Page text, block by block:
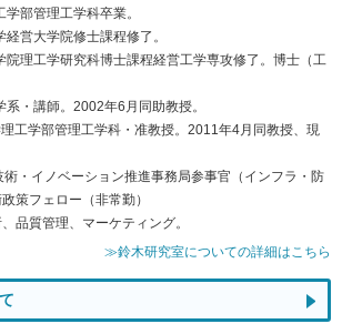
部管理工学科卒業。
営大学院修士課程修了。
院理工学研究科博士課程経営工学専攻修了。博士（工
・講師。2002年6月同助教授。
工学部管理工学科・准教授。2011年4月同教授、現
・イノベーション推進事務局参事官（インフラ・防
策フェロー（非常勤）
品質管理、マーケティング。
≫鈴木研究室についての詳細はこちら